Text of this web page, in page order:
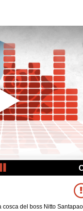
cosca del boss Nitto